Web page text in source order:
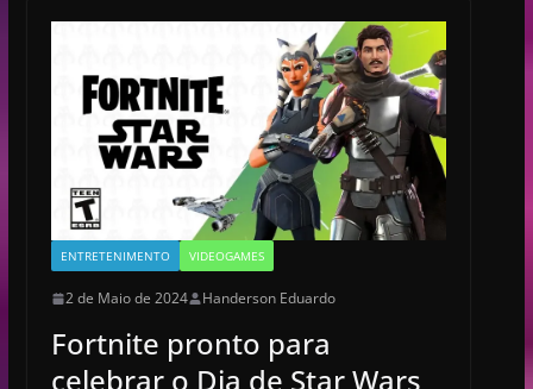
ENTRETENIMENTO VIDEOGAMES
2 de Maio de 2024 Handerson Eduardo
Fortnite pronto para
celebrar o Dia de Star Wars